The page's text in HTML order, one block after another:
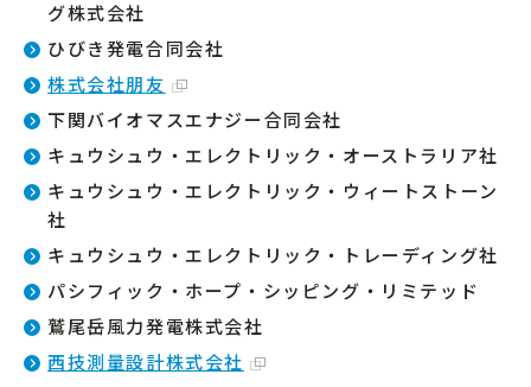
グ株式会社
ひびき発電合同会社
株式会社朋友
下関バイオマスエナジー合同会社
キュウシュウ・エレクトリック・オーストラリア社
キュウシュウ・エレクトリック・ウィートストーン
社
キュウシュウ・エレクトリック・トレーディング社
パシフィック・ホープ・シッピング・リミテッド
鷲尾岳風力発電株式会社
西技測量設計株式会社